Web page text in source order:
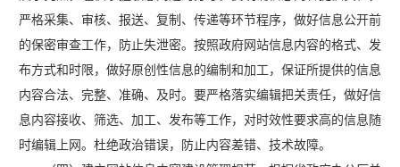
严格采集、审核、报送、复制、传递等环节程序，做好信息公开前
的保密审查工作，防止失泄密。按照政府网站信息内容的格式、发
布方式和时限，做好原创性信息的编制和加工，保证所提供的信息
内容合法、完整、准确、及时。要严格落实编辑把关责任，做好信
息内容接收、筛选、加工、发布等工作，对时效性要求高的信息随
时编辑上网。杜绝政治错误，防止内容差错、技术故障。